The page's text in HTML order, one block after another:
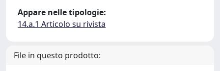
Appare nelle tipologie:
14.a.1 Articolo su rivista
File in questo prodotto: